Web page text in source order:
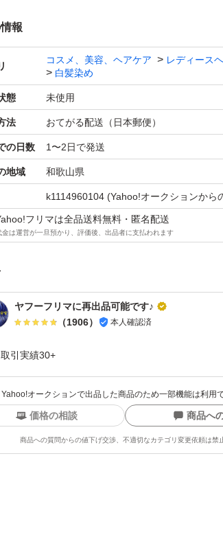
を美しくみせるリッチで深みのある色。独
染まり、ツヤ、耐褐色性、うるおいをサポー
、ツバキオイル等配合で美しい髪へ。
ラー1剤80g×1
アカラー2剤80g×1
キャップ
の方はロング用を購入する事をお勧めし
報
コスメ、美容、ヘアケア
レディース
白髪染め
態 未使用
法 おてがる配送（日本郵便）
の日数 1〜2日で発送
地域 和歌山県
k1114960104 (Yahoo!オークションから
フリマは全品送料無料・匿名配送
金は運営が一旦預かり、評価後、出品者に支払われます
ヤフーフリマに再出品可能です♪
（1906） 本人確認済
取引実績30+
Yahoo!オークションで出品した商品のため一部機能は利用
価格の相談 商品へ
商品への質問からの値下げ交渉、不適切なカテゴリ変更依頼は禁